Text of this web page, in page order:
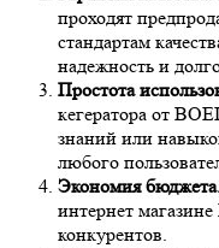
проходят
стандартам
надежность и
Простота
кегератора от
знаний или
любого
Экономия
интернет
конкурентов.